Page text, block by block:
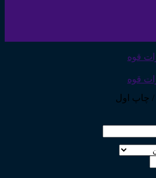
/ چاپ اول